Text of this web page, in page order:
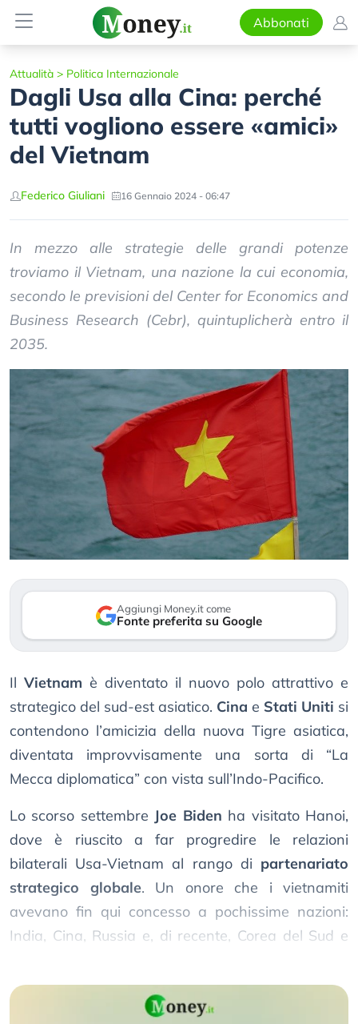
Abbonati
Attualità > Politica Internazionale
Dagli Usa alla Cina: perché
tutti vogliono essere «amici»
del Vietnam
Federico Giuliani 16 Gennaio 2024 - 06:47
In mezzo alle strategie delle grandi potenze
troviamo il Vietnam, una nazione la cui economia,
secondo le previsioni del Center for Economics and
Business Research (Cebr), quintuplicherà entro il
2035.
Aggiungi Money.it come
Fonte preferita su Google
Il Vietnam è diventato il nuovo polo attrattivo e
strategico del sud-est asiatico. Cina e Stati Uniti si
contendono l’amicizia della nuova Tigre asiatica,
diventata improvvisamente una sorta di “La
Mecca diplomatica” con vista sull’Indo-Pacifico.
Lo scorso settembre Joe Biden ha visitato Hanoi,
dove è riuscito a far progredire le relazioni
bilaterali Usa-Vietnam al rango di partenariato
strategico globale. Un onore che i vietnamiti
avevano fin qui concesso a pochissime nazioni:
India, Cina, Russia e, di recente, Corea del Sud e